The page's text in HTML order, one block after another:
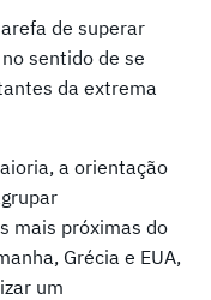
de superar
sentido de se
da extrema
a orientação
mais próximas do
Grécia e EUA,
um